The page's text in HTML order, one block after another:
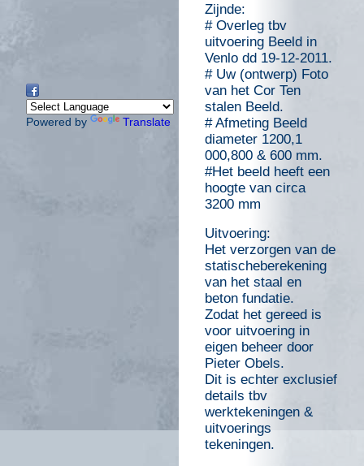
Powered by Translate
Zijnde:
# Overleg tbv
uitvoering Beeld in
Venlo dd 19-12-2011.
# Uw (ontwerp) Foto
van het Cor Ten
stalen Beeld.
# Afmeting Beeld
diameter 1200,1
000,800 & 600 mm.
#Het beeld heeft een
hoogte van circa
3200 mm
Uitvoering:
Het verzorgen van de
statischeberekening
van het staal en
beton fundatie.
Zodat het gereed is
voor uitvoering in
eigen beheer door
Pieter Obels.
Dit is echter exclusief
details tbv
werktekeningen &
uitvoerings
tekeningen.